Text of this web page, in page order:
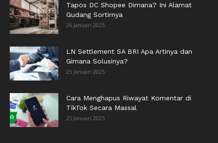
Tapos DC Shopee Dimana? Ini Alamat
Gudang Sortirnya
26 Januari 2025
LN Settlement SA BRI Apa Artinya dan
Gimana Solusinya?
25 Januari 2025
Cara Menghapus Riwayat Komentar di
TikTok Secara Massal
25 Januari 2025